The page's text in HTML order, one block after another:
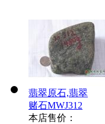
翡翠原石,翡翠
赌石MWJ312
本店售价：